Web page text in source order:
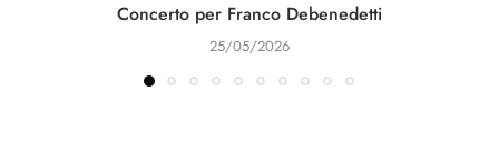
Concerto per Franco Debenedetti
25/05/2026